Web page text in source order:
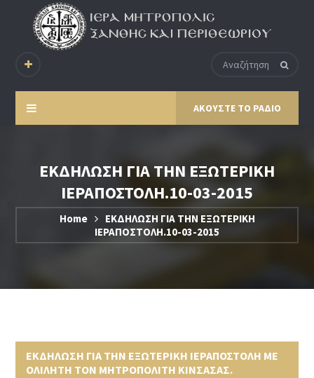
ΑΚΟΥΣΤΕ ΤΟ ΡΑΔΙΟ
ΕΚΔΗΛΩΣΗ ΓΙΑ ΤΗΝ ΕΞΩΤΕΡΙΚΗ
ΙΕΡΑΠΟΣΤΟΛΗ.10-03-2015
Home
ΕΚΔΗΛΩΣΗ ΓΙΑ ΤΗΝ ΕΞΩΤΕΡΙΚΗ
ΙΕΡΑΠΟΣΤΟΛΗ.10-03-2015
ΕΚΔΗΛΩΣΗ ΓΙΑ ΤΗΝ ΕΞΩΤΕΡΙΚΗ ΙΕΡΑΠΟΣΤΟΛΗ ΜΕ
ΟΛΙΛΗΤΗ ΤΟΝ ΜΗΤΡΟΠΟΛΙΤΗ ΚΙΝΣΑΣΑΣ.